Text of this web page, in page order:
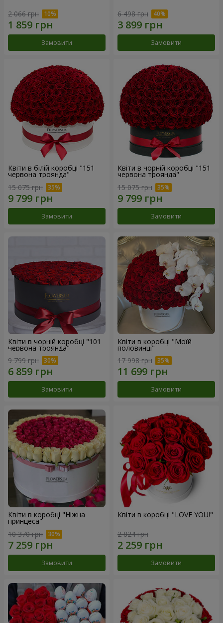
2 066 грн
Замовити
6 498 грн
Замовити
Квіти в білій коробці "151
червона троянда"
15 075 грн
Замовити
Квіти в чорній коробці "151
червона троянда"
15 075 грн
Замовити
Квіти в чорній коробці "101
червона троянда"
9 799 грн
Замовити
Квіти в коробці "Моїй
половинці"
17 998 грн
Замовити
Квіти в коробці "Ніжна
принцеса"
10 370 грн
Замовити
Квіти в коробці "LOVE YOU!"
2 824 грн
Замовити